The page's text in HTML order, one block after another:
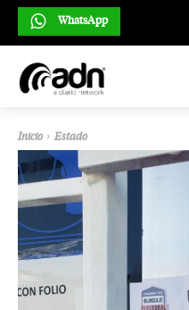
WhatsApp
Inicio Estado